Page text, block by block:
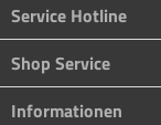
Service Hotline
Shop Service
Informationen